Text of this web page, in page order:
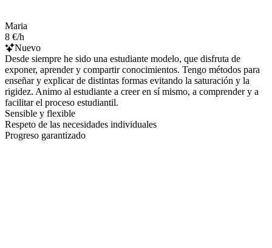
Maria
8 €/h
Nuevo
Desde siempre he sido una estudiante modelo, que disfruta de
exponer, aprender y compartir conocimientos. Tengo métodos para
enseñar y explicar de distintas formas evitando la saturación y la
rigidez. Animo al estudiante a creer en sí mismo, a comprender y a
facilitar el proceso estudiantil.
Sensible y flexible
Respeto de las necesidades individuales
Progreso garantizado